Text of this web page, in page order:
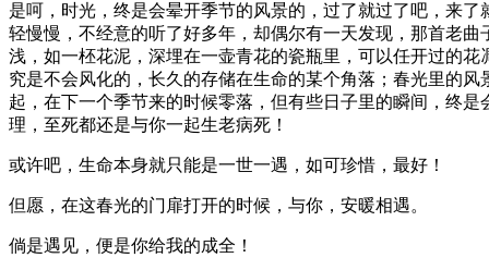
是呵，时光，终是会晕开季节的风景的，过了就过了吧，来
轻慢慢，不经意的听了好多年，却偶尔有一天发现，那首老
浅，如一柸花泥，深埋在一壶青花的瓷瓶里，可以任开过的
究是不会风化的，长久的存储在生命的某个角落；春光里的
起，在下一个季节来的时候零落，但有些日子里的瞬间，终
理，至死都还是与你一起生老病死！
或许吧，生命本身就只能是一世一遇，如可珍惜，最好！
但愿，在这春光的门扉打开的时候，与你，安暖相遇。
倘是遇见，便是你给我的成全！